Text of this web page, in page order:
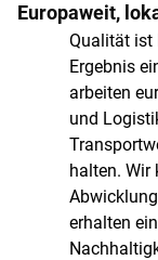
Europaweit,
Qualität ist
Ergebnis
arbeiten
und
halten. Wir
erhalten